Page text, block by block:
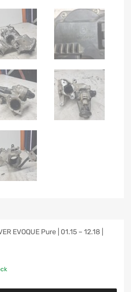
EVOQUE Pure | 01.15 – 12.18 |